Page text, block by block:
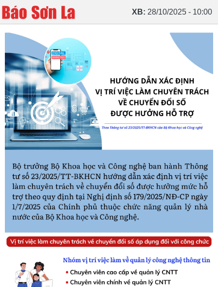
XB: 28/10/2025 - 10:00